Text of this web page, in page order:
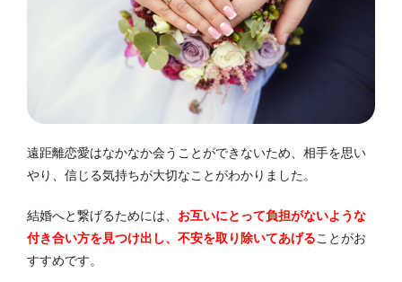
遠距離恋愛はなかなか会うことができないため、相手を思い
やり、信じる気持ちが大切なことがわかりました。
結婚へと繋げるためには、 お互いにとって負担がないような
付き合い方を見つけ出し、不安を取り除いてあげることがお
すすめです。